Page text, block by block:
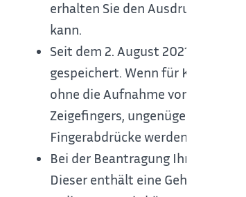
erhalten Sie den Ausdruck eines
kann.
Seit dem 2. August 2021 ist die
gespeichert. Wenn für Kinder
ohne die Aufnahme von
Zeigefingers, ungenügender
Fingerabdrücke werden nur
Bei der Beantragung Ihres
Dieser enthält eine